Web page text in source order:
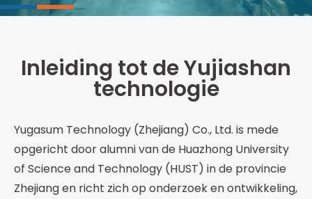
Inleiding tot de Yujiashan
technologie
Yugasum Technology (Zhejiang) Co., Ltd. is mede
opgericht door alumni van de Huazhong University
of Science and Technology (HUST) in de provincie
Zhejiang en richt zich op onderzoek en ontwikkeling,